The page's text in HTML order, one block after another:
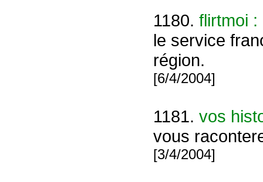
1180. flirtmoi
le service
région.
[6/4/2004]
1181. vos
vous
[3/4/2004]